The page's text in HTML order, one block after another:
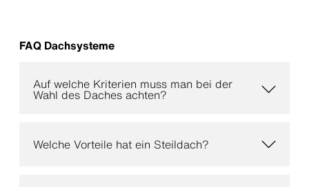
FAQ Dachsysteme
Auf welche Kriterien muss man bei der
Wahl des Daches achten?
Welche Vorteile hat ein Steildach?